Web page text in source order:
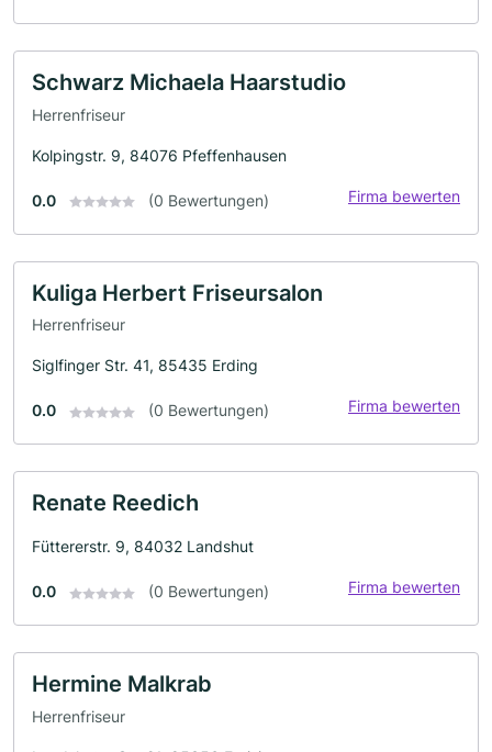
Schwarz Michaela Haarstudio
Herrenfriseur
Kolpingstr. 9, 84076 Pfeffenhausen
0.0 (0 Bewertungen) Firma bewerten
Kuliga Herbert Friseursalon
Herrenfriseur
Siglfinger Str. 41, 85435 Erding
0.0 (0 Bewertungen) Firma bewerten
Renate Reedich
Füttererstr. 9, 84032 Landshut
0.0 (0 Bewertungen) Firma bewerten
Hermine Malkrab
Herrenfriseur